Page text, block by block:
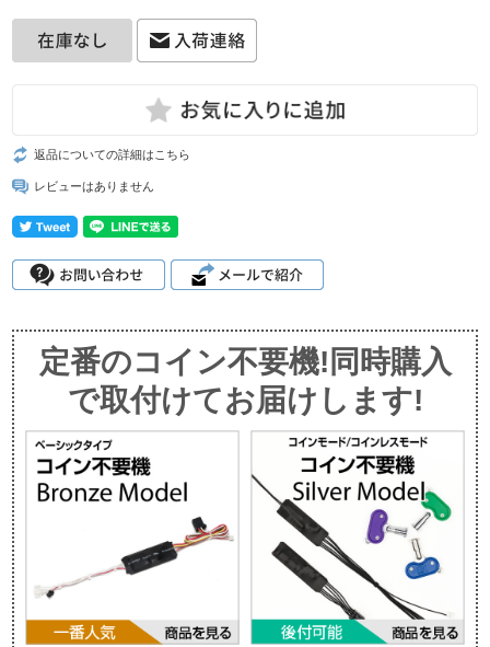
返品についての詳細はこちら
レビューはありません
定番のコイン不要機!同時購入
で取付けてお届けします!